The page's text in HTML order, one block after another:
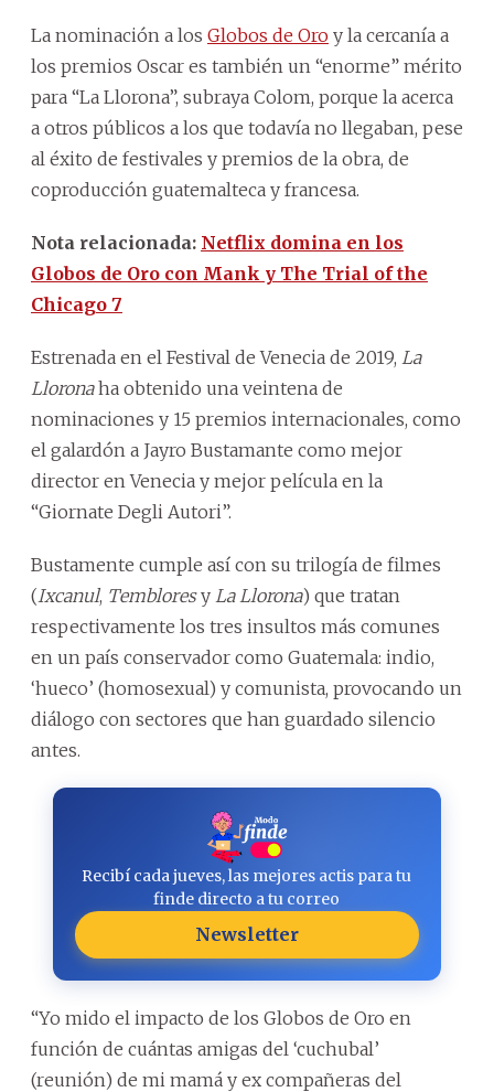
La nominación a los Globos de Oro y la cercanía a
los premios Oscar es también un “enorme” mérito
para “La Llorona”, subraya Colom, porque la acerca
a otros públicos a los que todavía no llegaban, pese
al éxito de festivales y premios de la obra, de
coproducción guatemalteca y francesa.
Nota relacionada: Netflix domina en los
Globos de Oro con Mank y The Trial of the
Chicago 7
Estrenada en el Festival de Venecia de 2019, La
Lloronaha obtenido una veintena de
nominaciones y 15 premios internacionales, como
el galardón a Jayro Bustamante como mejor
director en Venecia y mejor película en la
“Giornate Degli Autori”.
Bustamente cumple así con su trilogía de filmes
(Ixcanul, Tembloresy La Llorona) que tratan
respectivamente los tres insultos más comunes
en un país conservador como Guatemala: indio,
‘hueco’ (homosexual) y comunista, provocando un
diálogo con sectores que han guardado silencio
antes.
Recibí cada jueves, las mejores actis para tu
finde directo a tu correo
Newsletter
“Yo mido el impacto de los Globos de Oro en
función de cuántas amigas del ‘cuchubal’
(reunión) de mi mamá y ex compañeras del